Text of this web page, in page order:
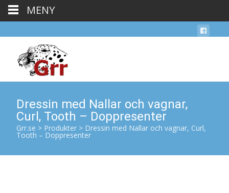
Dressin med Nallar och vagnar,
Curl, Tooth – Doppresenter
Grr.se > Produkter > Dressin med Nallar och vagnar, Curl,
Tooth – Doppresenter
MENY